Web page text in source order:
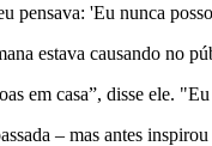
pensava: 'Eu nunca
estava causando no
em casa”, disse ele.
– mas antes